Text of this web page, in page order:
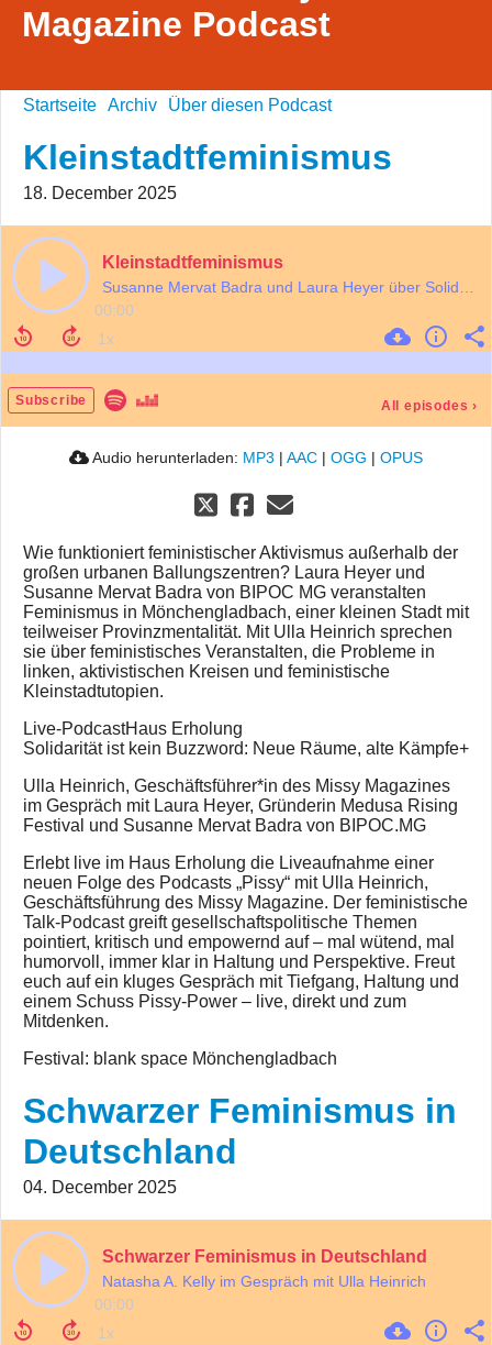
Magazine Podcast
Startseite Archiv Über diesen Podcast
Kleinstadtfeminismus
18. December 2025
Kleinstadtfeminismus
00:00
Subscribe All episodes ›
Audio herunterladen: MP3 | AAC | OGG | OPUS
Wie funktioniert feministischer Aktivismus außerhalb der
großen urbanen Ballungszentren? Laura Heyer und
Susanne Mervat Badra von BIPOC MG veranstalten
Feminismus in Mönchengladbach, einer kleinen Stadt mit
teilweiser Provinzmentalität. Mit Ulla Heinrich sprechen
sie über feministisches Veranstalten, die Probleme in
linken, aktivistischen Kreisen und feministische
Kleinstadtutopien.
Live-PodcastHaus Erholung
Solidarität ist kein Buzzword: Neue Räume, alte Kämpfe+
Ulla Heinrich, Geschäftsführer*in des Missy Magazines
im Gespräch mit Laura Heyer, Gründerin Medusa Rising
Festival und Susanne Mervat Badra von BIPOC.MG
Erlebt live im Haus Erholung die Liveaufnahme einer
neuen Folge des Podcasts „Pissy“ mit Ulla Heinrich,
Geschäftsführung des Missy Magazine. Der feministische
Talk-Podcast greift gesellschaftspolitische Themen
pointiert, kritisch und empowernd auf – mal wütend, mal
humorvoll, immer klar in Haltung und Perspektive. Freut
euch auf ein kluges Gespräch mit Tiefgang, Haltung und
einem Schuss Pissy-Power – live, direkt und zum
Mitdenken.
Festival: blank space Mönchengladbach
Schwarzer Feminismus in
Deutschland
04. December 2025
Schwarzer Feminismus in Deutschland
Natasha A. Kelly im Gespräch mit Ulla Heinrich
00:00